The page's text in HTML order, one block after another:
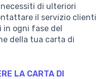
di ulteriori
il servizio clienti
in ogni fase del
della tua carta di
LA CARTA DI